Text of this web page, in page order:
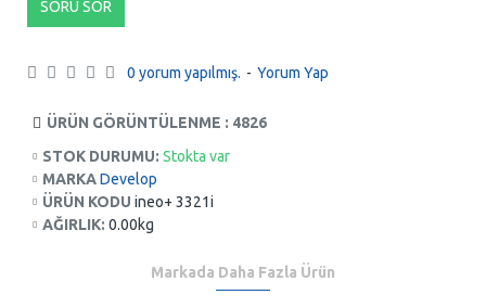
STOK DURUMU: Stokta var
MARKADevelop
ÜRÜN KODU ineo+ 3321i
AĞIRLIK: 0.00kg
ÜRÜN GÖRÜNTÜLENME : 4826
0 yorum yapılmış. - Yorum Yap
SORU SOR
Markada Daha Fazla Ürün